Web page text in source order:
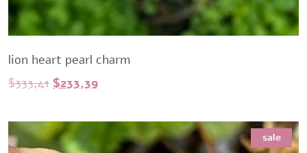
lion heart pearl charm
$333,41 Original
was:
$333,41.
$233,39Current
is:
$233,39.
sale